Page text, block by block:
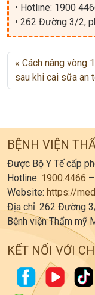
• Hotline: 1900
• 262 Đường 3/2,
Cách nâng vòng
sau khi cai sữa an
BỆNH VIỆN
Được Bộ Y Tế cấp
Hotline: 1900.4466 –
Website: https://
Địa chỉ: 262 Đường
Bệnh viện Thẩm mỹ
KẾT NỐI VỚI